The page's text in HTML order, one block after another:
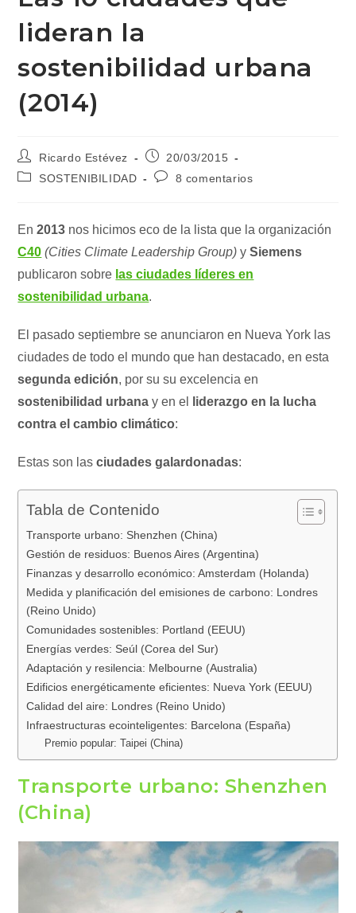
lideran la
sostenibilidad urbana
(2014)
Autor
de
la
Ricardo Estévez
Publicación
de
20/03/2015
Categoría
SOSTENIBILIDAD
Comentarios
8 comentarios
En2013 nos hicimos eco de la lista que la organización
C40 (Cities Climate Leadership Group) ySiemens
publicaron sobre las ciudades líderes en
sostenibilidad urbana.
El pasado septiembre se anunciaron en Nueva York las
ciudades de todo el mundo que han destacado, en esta
segunda edición, por su su excelencia en
sostenibilidad urbana y en el
liderazgo en la lucha
contra el cambio climático:
Estas son lasciudades galardonadas:
Tabla de Contenido
Transporte urbano: Shenzhen (China)
Gestión de residuos: Buenos Aires (Argentina)
Finanzas y desarrollo económico: Amsterdam (Holanda)
Medida y planificación del emisiones de carbono: Londres
(Reino Unido)
Comunidades sostenibles: Portland (EEUU)
Energías verdes: Seúl (Corea del Sur)
Adaptación y resilencia: Melbourne (Australia)
Edificios energéticamente eficientes: Nueva York (EEUU)
Calidad del aire: Londres (Reino Unido)
Infraestructuras ecointeligentes: Barcelona (España)
Premio popular: Taipei (China)
Transporte urbano: Shenzhen
(China)